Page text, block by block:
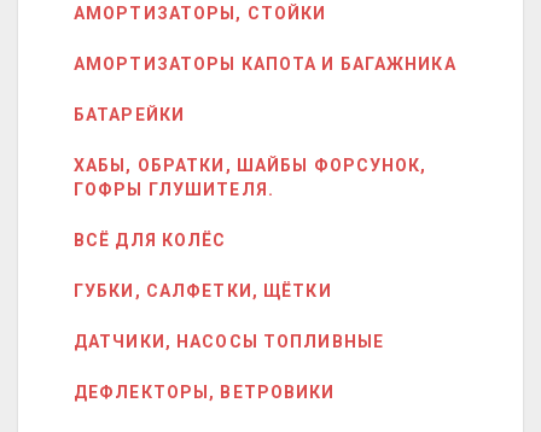
АМОРТИЗАТОРЫ, СТОЙКИ
АМОРТИЗАТОРЫ КАПОТА И БАГАЖНИКА
БАТАРЕЙКИ
ХАБЫ, ОБРАТКИ, ШАЙБЫ ФОРСУНОК,
ГОФРЫ ГЛУШИТЕЛЯ.
ВСЁ ДЛЯ КОЛЁС
ГУБКИ, САЛФЕТКИ, ЩЁТКИ
ДАТЧИКИ, НАСОСЫ ТОПЛИВНЫЕ
ДЕФЛЕКТОРЫ, ВЕТРОВИКИ